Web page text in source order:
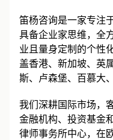
笛杨咨询是一家专注
具备企业家思维，全
业且量身定制的个性
盖香港、新加坡、英
斯、卢森堡、百慕大
我们深耕国际市场，
金融机构、投资基金
律师事务所中心，在